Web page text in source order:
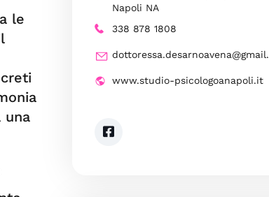
le
una
Napoli NA
338 878 1808
www.studio-psicologoanapoli.it